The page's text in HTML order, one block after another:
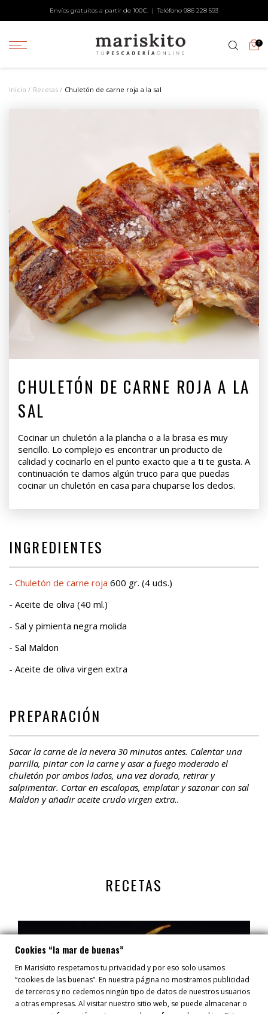
Envíos gratuitos a partir de 100€. | Teléfono 986 228 593
0
Inicio Recetas Chuletón de carne roja a la sal
CHULETÓN DE CARNE ROJA A LA
SAL
Cocinar un chuletón a la plancha o a la brasa es muy
sencillo. Lo complejo es encontrar un producto de
calidad y cocinarlo en el punto exacto que a ti te gusta. A
continuación te damos algún truco para que puedas
cocinar un chuletón en casa para chuparse los dedos.
INGREDIENTES
- Chuletón de carne roja 600 gr. (4 uds.)
- Aceite de oliva (40 ml.)
- Sal y pimienta negra molida
- Sal Maldon
- Aceite de oliva virgen extra
PREPARACIÓN
Sacar la carne de la nevera 30 minutos antes. Calentar una
parrilla, pintar con la carne y asar a fuego moderado el
chuletón por ambos lados, una vez dorado, retirar y
salpimentar. Cortar en escalopas, emplatar y sazonar con sal
Maldon y añadir aceite crudo virgen extra..
RECETAS
Cookies “la mar de buenas”
En Mariskito respetamos tu privacidad y por eso solo usamos
“cookies de las buenas”. En nuestra página no mostramos publicidad
de terceros y no cedemos ningún tipo de datos de nuestros usuarios
a otras empresas. Al visitar nuestro sitio web, se puede almacenar o